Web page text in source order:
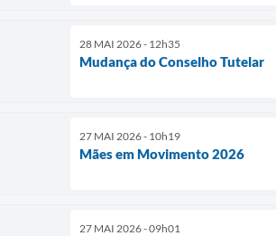
28 MAI 2026 - 12h35
Mudança do Conselho Tutelar
27 MAI 2026 - 10h19
Mães em Movimento 2026
27 MAI 2026 - 09h01